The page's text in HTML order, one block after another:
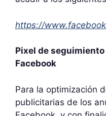
https://
Pixel de
Facebook
Para la optimización
publicitarias de los